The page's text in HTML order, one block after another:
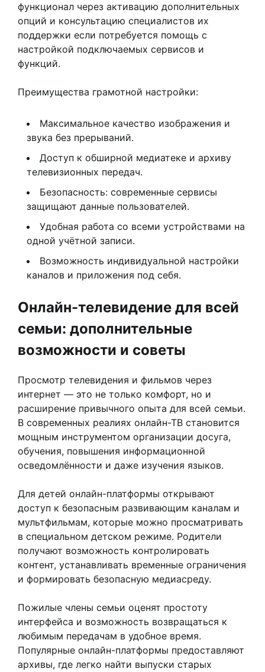
функционал через активацию дополнительных
опций и консультацию специалистов их
поддержки если потребуется помощь с
настройкой подключаемых сервисов и
функций.
Преимущества грамотной настройки:
Максимальное качество изображения и
звука без прерываний.
Доступ к обширной медиатеке и архиву
телевизионных передач.
Безопасность: современные сервисы
защищают данные пользователей.
Удобная работа со всеми устройствами на
одной учётной записи.
Возможность индивидуальной настройки
каналов и приложения под себя.
Онлайн-телевидение для всей
семьи: дополнительные
возможности и советы
Просмотр телевидения и фильмов через
интернет — это не только комфорт, но и
расширение привычного опыта для всей семьи.
В современных реалиях онлайн-ТВ становится
мощным инструментом организации досуга,
обучения, повышения информационной
осведомлённости и даже изучения языков.
Для детей онлайн-платформы открывают
доступ к безопасным развивающим каналам и
мультфильмам, которые можно просматривать
в специальном детском режиме. Родители
получают возможность контролировать
контент, устанавливать временные ограничения
и формировать безопасную медиасреду.
Пожилые члены семьи оценят простоту
интерфейса и возможность возвращаться к
любимым передачам в удобное время.
Популярные онлайн-платформы предоставляют
архивы, где легко найти выпуски старых